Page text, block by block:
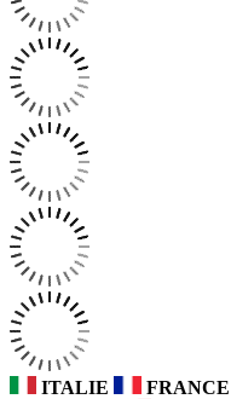
ITALIE FRANCE